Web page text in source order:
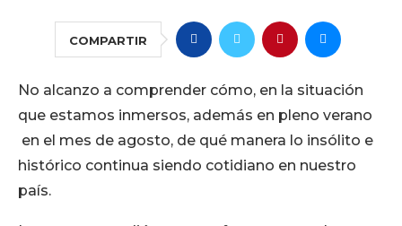
COMPARTIR
No alcanzo a comprender cómo, en la situación
que estamos inmersos, además en pleno verano
en el mes de agosto, de qué manera lo insólito e
histórico continua siendo cotidiano en nuestro
país.